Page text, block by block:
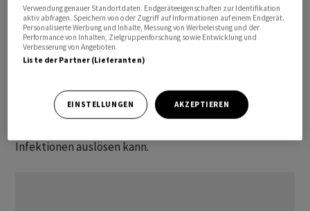
Virus, den Erreger des Pfeifferschen Drüsenfiebers. Eine
ähnlich hohe Übernahmesumme sieht auch die
Vereinbarung mit Curevo vor, dessen wichtigster
Studienkandidat eine Impfung gegen Gürtelrose ist.
Aktionäre erhalten. Dessen wichtigstes Produkt in der
Entwicklung ist ein Vakzin gegen einen Erreger, der
Infektionen auslösen kann.
Verwendung genauer Standortdaten. Endgeräteeigenschaften zur Identifikation
aktiv abfragen. Speichern von oder Zugriff auf Informationen auf einem Endgerät.
Personalisierte Werbung und Inhalte, Messung von Werbeleistung und der
Performance von Inhalten, Zielgruppenforschung sowie Entwicklung und
Verbesserung von Angeboten.
Liste der Partner (Lieferanten)
EINSTELLUNGEN AKZEPTIEREN